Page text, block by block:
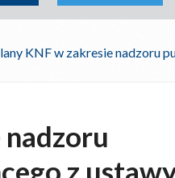
KNF w zakresie nadzoru
z